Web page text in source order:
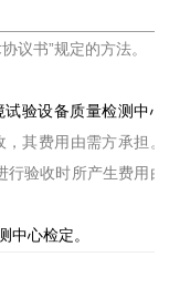
议书”规定的方法。
验设备质量检测中心
其费用由需方承担。
验收时所产生费用由
中心检定。